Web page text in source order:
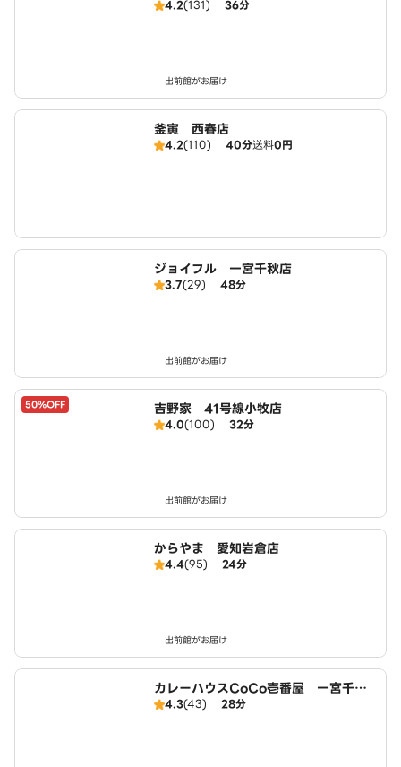
4.2(131) 36分
出前館がお届け
釜寅 西春店
4.2(110) 40分送料0円
ジョイフル 一宮千秋店
3.7(29) 48分
出前館がお届け
50%OFF 吉野家 41号線小牧店
4.0(100) 32分
出前館がお届け
からやま 愛知岩倉店
4.4(95) 24分
出前館がお届け
カレーハウスCoCo壱番屋 一宮千秋
店（SD）
4.3(43) 28分